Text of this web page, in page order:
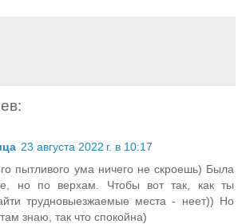
23 августа 2022 г. в 10:17
пытливого ума ничего не скроешь) Была
но по верхам. Чтобы вот так, как ты
трудновыезжаемые места - неет)) Но
знаю, так что спокойна)